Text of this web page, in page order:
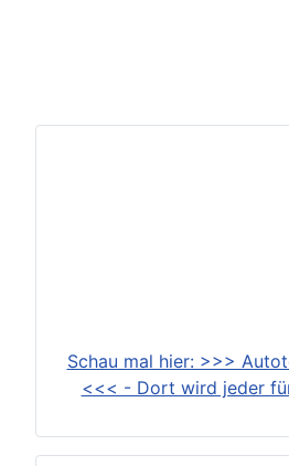
Schau mal hier: >>>
<<< - Dort wird jeder